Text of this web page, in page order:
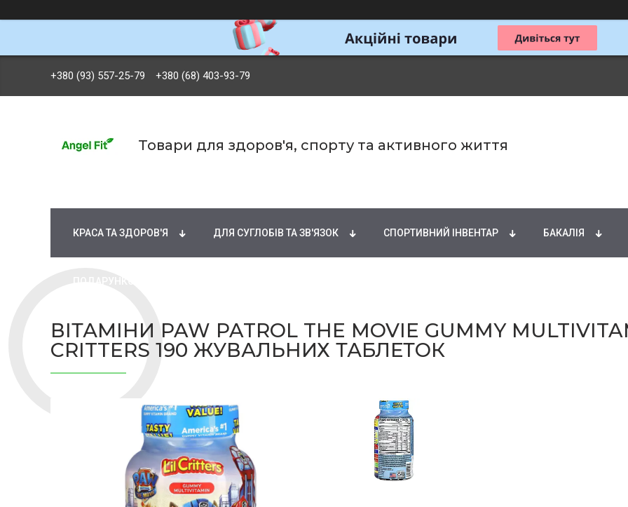
+380 (93) 557-25-79 +380 (68) 403-93-79
Товари для здоров'я, спорту та активного життя
КРАСА ТА ЗДОРОВ'Я ДЛЯ СУГЛОБІВ ТА ЗВ'ЯЗОК СПОРТИВНИЙ ІНВЕНТАР БАКАЛІЯ
ВІТАМІНИ PAW PATROL THE MOVIE GUMMY
CRITTERS 190 ЖУВАЛЬНИХ ТАБЛЕТОК